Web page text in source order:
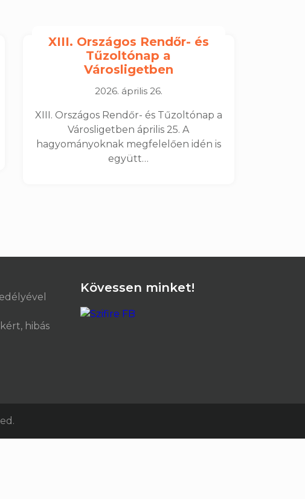
XIII. Országos Rendőr- és
Tűzoltónap a
Városligetben
2026. április 26.
XIII. Országos Rendőr- és Tűzoltónap a
Városligetben április 25. A
hagyományoknak megfelelően idén is
együtt…
hibás
Kövessen minket!